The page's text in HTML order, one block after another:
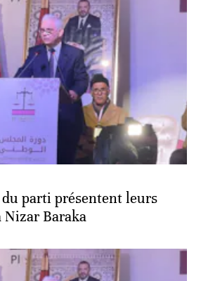
parti présentent leurs
Nizar Baraka